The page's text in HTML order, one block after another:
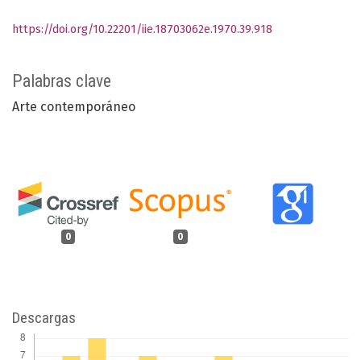
Palabras clave
Arte contemporáneo
0 0
https://doi.org/10.22201/iie.18703062e.1970.39.918
Descargas